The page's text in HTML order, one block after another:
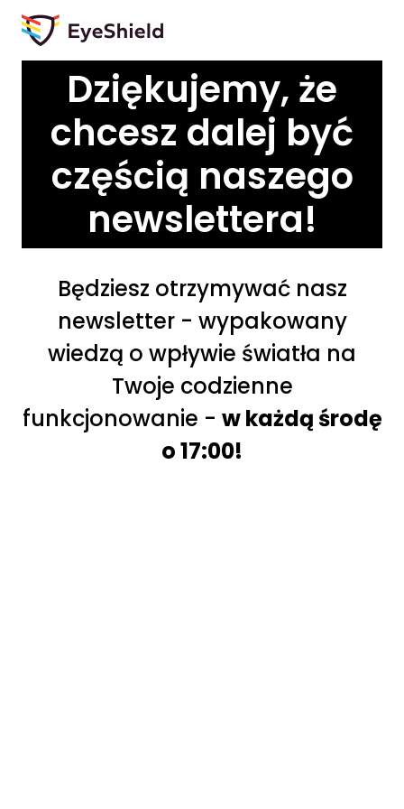
Dziękujemy, że
chcesz dalej być
częścią naszego
newslettera!
Będziesz otrzymywać nasz
newsletter - wypakowany
wiedzą o wpływie światła na
Twoje codzienne
funkcjonowanie - w każdą środę
o 17:00!